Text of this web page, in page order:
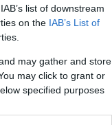
list of downstream
on the IAB’s List of
may gather and store
may click to grant or
specified purposes